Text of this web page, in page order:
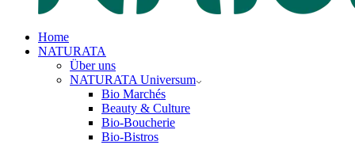
Home
NATURATA
Über uns
NATURATA Universum
Bio Marchés
Beauty & Culture
Bio-Boucherie
Bio-Bistros